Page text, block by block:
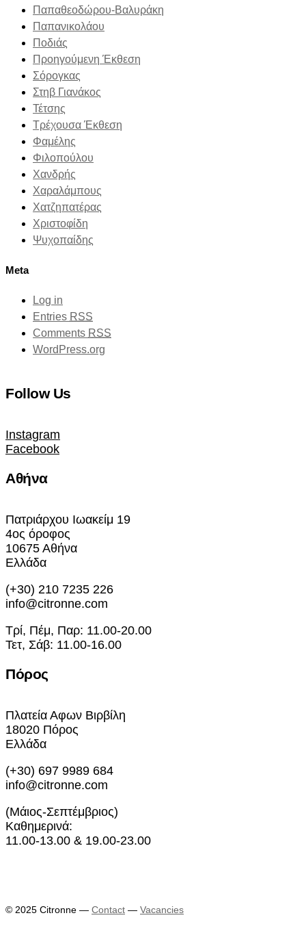
Παπαθεοδώρου-Βαλυράκη
Παπανικολάου
Ποδιάς
Προηγούμενη Έκθεση
Σόρογκας
Στηβ Γιανάκος
Τέτσης
Τρέχουσα Έκθεση
Φαμέλης
Φιλοπούλου
Χανδρής
Χαραλάμπους
Χατζηπατέρας
Χριστοφίδη
Ψυχοπαίδης
Meta
Log in
Entries RSS
Comments RSS
WordPress.org
Follow Us
Instagram
Facebook
Αθήνα
Πατριάρχου Ιωακείμ 19
4ος όροφος
10675 Αθήνα
Ελλάδα
(+30) 210 7235 226
info@citronne.com
Τρί, Πέμ, Παρ: 11.00-20.00
Τετ, Σάβ: 11.00-16.00
Πόρος
Πλατεία Αφων Βιρβίλη
18020 Πόρος
Ελλάδα
(+30) 697 9989 684
info@citronne.com
(Μάιος-Σεπτέμβριος)
Καθημερινά:
11.00-13.00 & 19.00-23.00
© 2025 Citronne — Contact — Vacancies
Καλλιτέχνες